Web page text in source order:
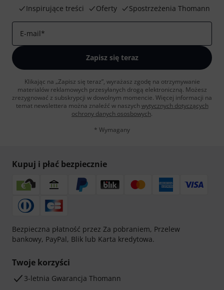
Inspirujące treści
Oferty Spostrzeżenia Thomann
E-mail*
Zapisz się teraz
Klikając na „Zapisz się teraz”, wyrażasz zgodę na otrzymywanie
materialów reklamowych przesyłanych drogą elektroniczną. Możesz
zrezygnować z subskrypcji w dowolnym momencie. Więcej informacji na
temat newslettera można znaleźć w naszych wytycznych dotyczących
ochrony danych ososbowych.
* Wymagany
Kupuj i płać bezpiecznie
Bezpieczna płatność przez Za pobraniem, Przelew
bankowy, PayPal, Blik lub Karta kredytowa.
Twoje korzyści
3-letnia Gwarancja Thomann